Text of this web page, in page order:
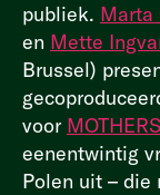
publiek. Marta
en Mette
Brussel)
voor
eenentwintig
Polen uit – die